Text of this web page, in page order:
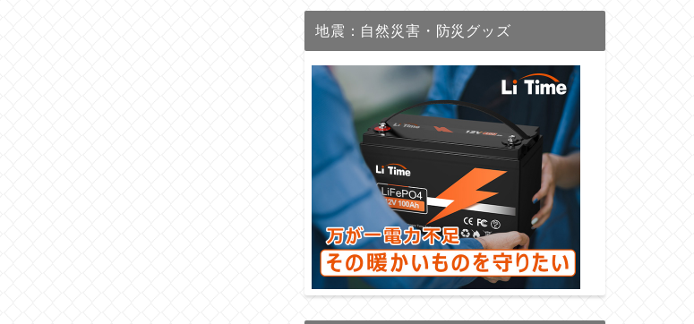
地震：自然災害・防災グッズ